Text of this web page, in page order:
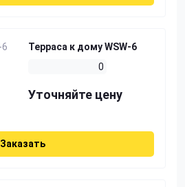
Терраса к дому WSW-6
0
Уточняйте цену
Заказать